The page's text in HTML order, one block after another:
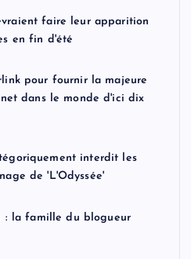
faire leur apparition
en fin d'été
pour fournir la majeure
dans le monde d'ici dix
interdit les
de 'L'Odyssée'
: la famille du blogueur